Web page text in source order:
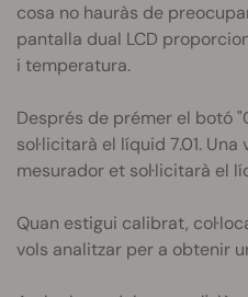
cosa no hauràs de
pantalla dual LCD
i temperatura.
Després de prémer el botó
sol·licitarà el líquid 7.01.
mesurador et sol·licitarà el
Quan estigui calibrat,
vols analitzar per a obtenir